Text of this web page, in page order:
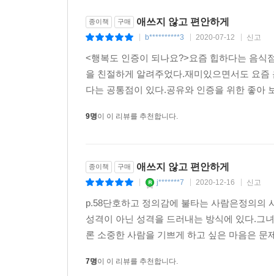
종이책 구매 애쓰지 않고 편안하게
b**********3 2020-07-12 신고
<행복도 인증이 되나요?>요즘 힙하다는 음식
을 친절하게 알려주었다.재미있으면서도 요
다는 공통점이 있다.공유와 인증을 위한 좋아
9명이 이 리뷰를 추천합니다.
종이책 구매 애쓰지 않고 편안하게
j*******7 2020-12-16 신고
p.58단호하고 정의감에 불타는 사람은정의의
성격이 아닌 성격을 드러내는 방식에 있다.그
론 소중한 사람을 기쁘게 하고 싶은 마음은
7명이 이 리뷰를 추천합니다.